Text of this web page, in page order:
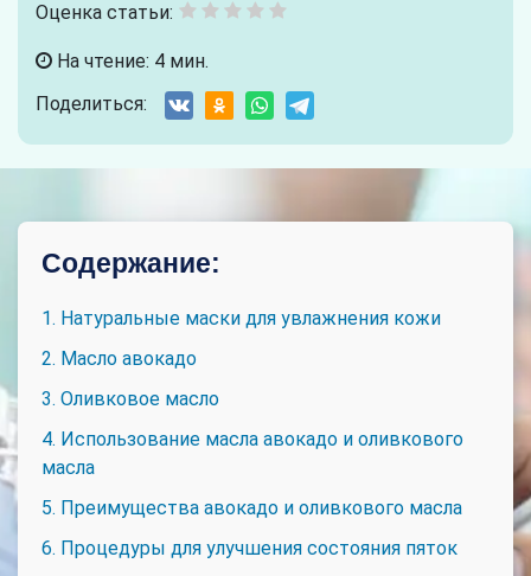
Оценка статьи:
На чтение: 4 мин.
Поделиться:
Содержание:
1. Натуральные маски для увлажнения кожи
2. Масло авокадо
3. Оливковое масло
4. Использование масла авокадо и оливкового
масла
5. Преимущества авокадо и оливкового масла
6. Процедуры для улучшения состояния пяток